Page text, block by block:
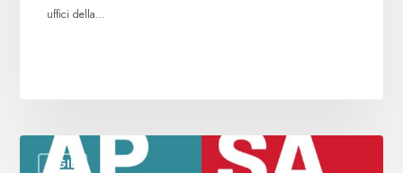
uffici della…
CGIL
Leggi